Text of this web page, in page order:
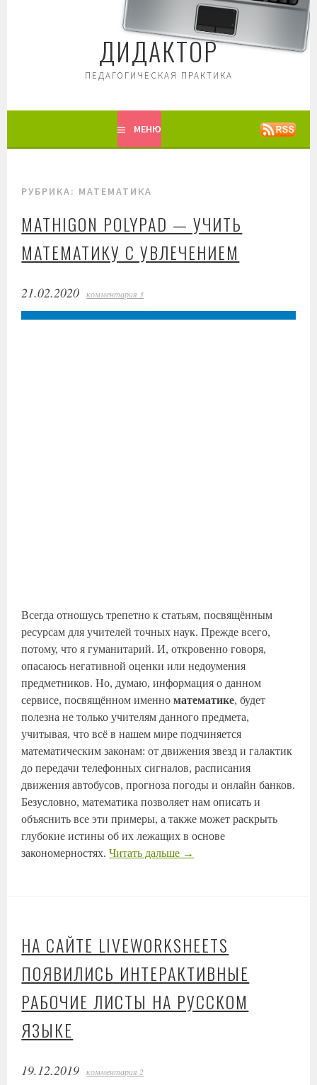
ДИДАКТОР
ПЕДАГОГИЧЕСКАЯ ПРАКТИКА
МЕНЮ
РУБРИКА: МАТЕМАТИКА
MATHIGON POLYPAD — УЧИТЬ
МАТЕМАТИКУ С УВЛЕЧЕНИЕМ
21.02.2020 комментария 3
Всегда отношусь трепетно к статьям, посвящённым
ресурсам для учителей точных наук. Прежде всего,
потому, что я гуманитарий. И, откровенно говоря,
опасаюсь негативной оценки или недоумения
предметников. Но, думаю, информация о данном
сервисе, посвящённом именноматематике, будет
полезна не только учителям данного предмета,
учитывая, что всё в нашем мире подчиняется
математическим законам: от движения звезд и галактик
до передачи телефонных сигналов, расписания
движения автобусов, прогноза погоды и онлайн банков.
Безусловно, математика позволяет нам описать и
объяснить все эти примеры, а также может раскрыть
глубокие истины об их лежащих в основе
закономерностях.Читать дальше →
НА САЙТЕ LIVEWORKSHEETS
ПОЯВИЛИСЬ ИНТЕРАКТИВНЫЕ
РАБОЧИЕ ЛИСТЫ НА РУССКОМ
ЯЗЫКЕ
19.12.2019 комментария 2